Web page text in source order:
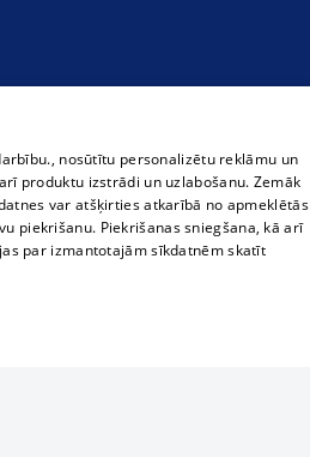
nosūtītu personalizētu reklāmu un
produktu izstrādi un uzlabošanu. Zemāk
var atšķirties atkarībā no apmeklētās
piekrišanu. Piekrišanas sniegšana, kā arī
par izmantotajām sīkdatnēm skatīt